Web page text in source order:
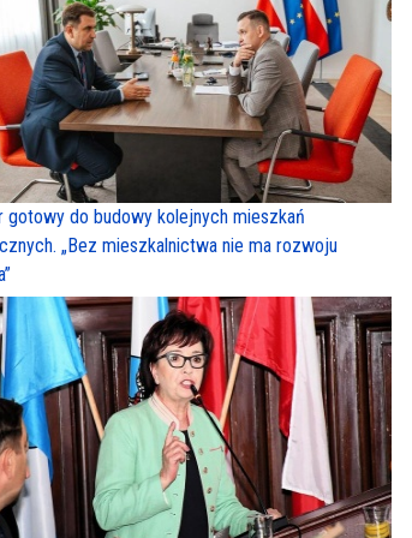
gotowy do budowy kolejnych mieszkań
„Bez mieszkalnictwa nie ma rozwoju